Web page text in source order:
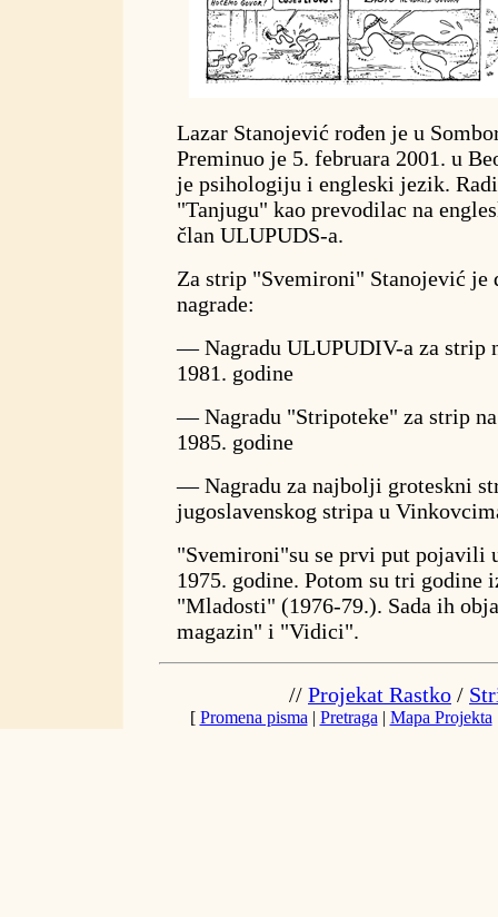
Lazar Stanojević rođen je u
Preminuo je 5. februara 2001. u
je psihologiju i engleski jezik.
"Tanjugu" kao prevodilac na
član ULUPUDS-a.
Za strip "Svemironi" Stanojević je
nagrade:
— Nagradu ULUPUDIV-a za strip
1981. godine
— Nagradu "Stripoteke" za strip
1985. godine
— Nagradu za najbolji groteskni
jugoslavenskog stripa u
"Svemironi"su se prvi put pojavili
1975. godine. Potom su tri godine
"Mladosti" (1976-79.). Sada ih
magazin" i "Vidici".
// Projekat Rastko /
[ Promena pisma| Pretraga| Mapa Projekta